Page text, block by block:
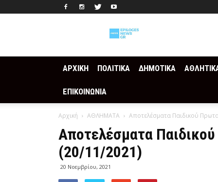
ΑΡΧΙΚΗ ΠΟΛΙΤΙΚΑ ΔΗΜΟΤΙΚΑ
ΕΠΙΚΟΙΝΩΝΙΑ
Αρχική ΑΘΛΗΜΑΤΑ Αποτελέσματα Παιδικού
Αποτελέσματα
(20/11/2021)
20 Νοεμβρίου, 2021